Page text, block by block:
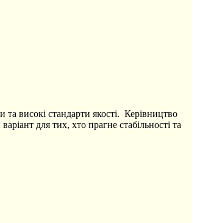
та високі стандарти якості. Керівництво
для тих, хто прагне стабільності та